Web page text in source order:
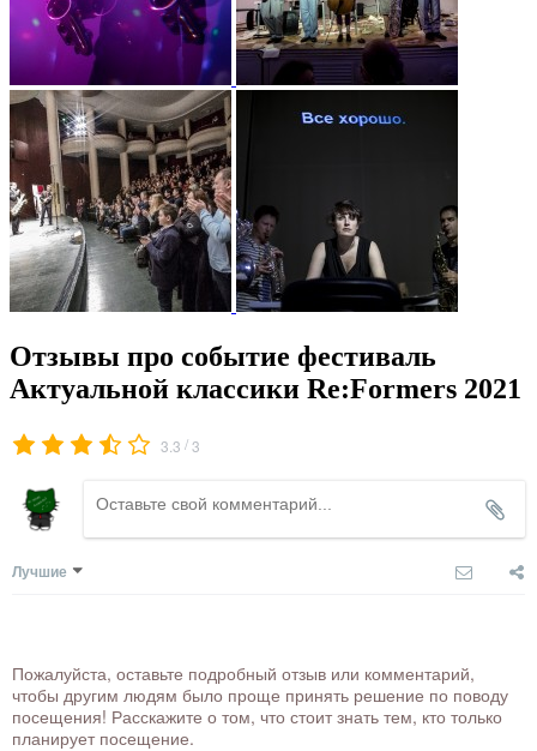
Отзывы про событие фестиваль
Актуальной классики Re:Formers 2021
3.3 /3
Лучшие
Пожалуйста, оставьте подробный отзыв или комментарий,
чтобы другим людям было проще принять решение по поводу
посещения! Расскажите о том, что стоит знать тем, кто только
планирует посещение.